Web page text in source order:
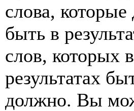
слова,
быть в
слов, которых в
результатах
должно. Вы